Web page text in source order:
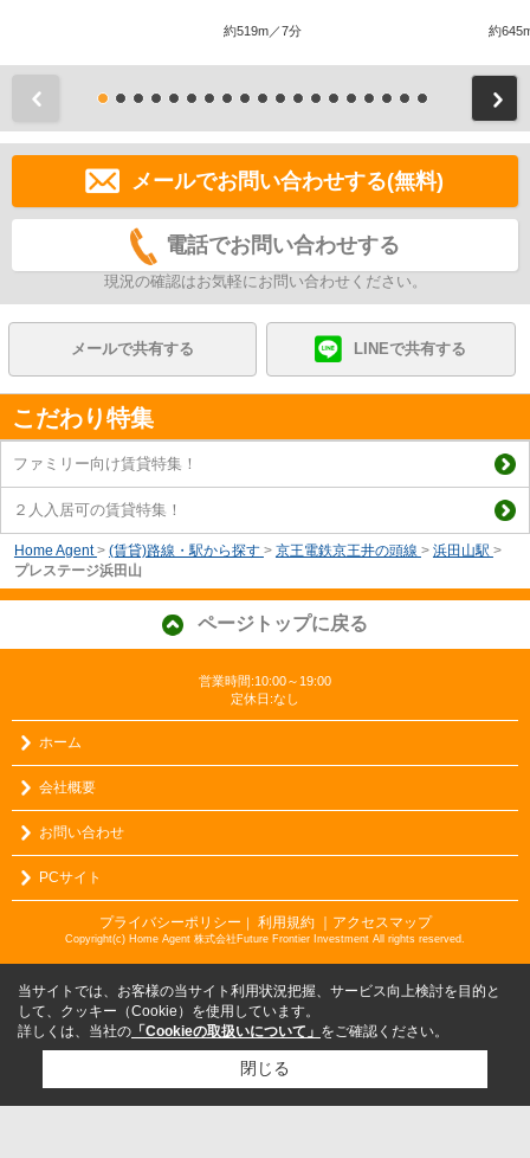
約519m／7分 約
メールでお問い合わせする(無料)
電話でお問い合わせする
現況の確認はお気軽にお問い合わせください。
メールで共有する LINEで共有する
こだわり特集
ファミリー向け賃貸特集！
２人入居可の賃貸特集！
Home Agent > (賃貸)路線・駅から探す > 京王電鉄京王井の頭線 > 浜田山駅 >
プレステージ浜田山
ページトップに戻る
営業時間:10:00～19:00
定休日:なし
ホーム
会社概要
お問い合わせ
PCサイト
プライバシーポリシー 利用規約 ｜アクセスマップ
Copyright(c) Home Agent 株式会社Future Frontier Investment All rights reserved.
当サイトでは、お客様の当サイト利用状況把握、サービス向上検討を目的と
して、クッキー（Cookie）を使用しています。
詳しくは、当社の 「Cookieの取扱いについて」 をご確認ください。
閉じる